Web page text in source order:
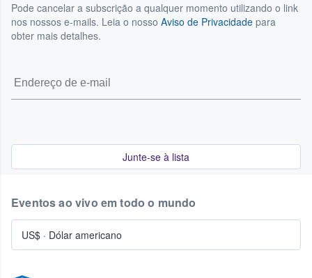
Pode cancelar a subscrição a qualquer momento utilizando o link
nos nossos e-mails. Leia o nosso Aviso de Privacidade para
obter mais detalhes.
Junte-se à lista
Eventos ao vivo em todo o mundo
US$ · Dólar americano